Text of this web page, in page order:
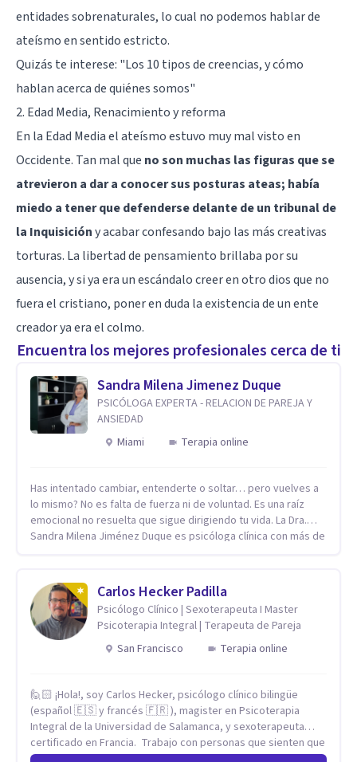
entidades sobrenaturales, lo cual no podemos hablar de
ateísmo en sentido estricto.
Quizás te interese: "Los 10 tipos de creencias, y cómo
hablan acerca de quiénes somos"
2. Edad Media, Renacimiento y reforma
En la Edad Media el ateísmo estuvo muy mal visto en
Occidente. Tan mal que no son muchas las figuras que se
atrevieron a dar a conocer sus posturas ateas; había
miedo a tener que defenderse delante de un tribunal de
la Inquisicióny acabar confesando bajo las más creativas
torturas. La libertad de pensamiento brillaba por su
ausencia, y si ya era un escándalo creer en otro dios que no
fuera el cristiano, poner en duda la existencia de un ente
creador ya era el colmo.
Encuentra los mejores profesionales cerca de ti
Sandra Milena Jimenez Duque
PSICÓLOGA EXPERTA - RELACION DE PAREJA Y
ANSIEDAD
Miami
Terapia online
Has intentado cambiar, entenderte o soltar… pero vuelves a
lo mismo? No es falta de fuerza ni de voluntad. Es una raíz
emocional no resuelta que sigue dirigiendo tu vida. La Dra.
Sandra Milena Jiménez Duque es psicóloga clínica con más de
ansiedad, la baja autoestima, la dependencia emocional y los
conflictos de pareja. Ha trabajado con pacientes en
diferentes países, acompañando procesos complejos. Su
enfoque terapéutico se diferencia por una premisa clara: no
trabaja el síntoma, trabaja la raíz que lo origina. Su
infancia y reestructuración cognitiva profunda, permitiendo
transformar patrones, emociones y decisiones desde su
origen. Si buscas un proceso superficial, este no es el lugar.
Pero si estás listo(a) para comprender, sanar y transformar la
Carlos Hecker Padilla
Psicólogo Clínico | Sexoterapeuta I Master
Psicoterapia Integral | Terapeuta de Pareja
San Francisco
Terapia online
🙋🏻 ¡Hola!, soy Carlos Hecker, psicólogo clínico bilingüe
(español 🇪🇸 y francés 🇫🇷 ), magister en Psicoterapia
Integral de la Universidad de Salamanca, y sexoterapeuta
certificado en Francia. Trabajo con personas que sienten que
algo en su vida dejó de calzar: ansiedad que se desborda,